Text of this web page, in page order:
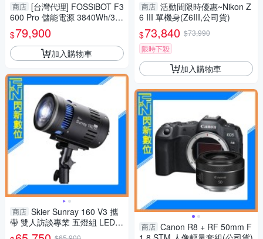
商店 [台灣代理] FOSSiBOT F3
600 Pro 儲能電源 3840Wh/36
00W輸出 LiFePO4 停電 露營
$79,900
加入購物車
商店 Skier Sunray 160 V3 攜
帶 雙人訪談專業 五燈組 LED燈
補光燈(公司貨)
商店 活動間限時優惠~Nikon Z
6 III 單機身(Z6III,公司貨)
$73,840 $73,990
限時下殺
加入購物車
商店 Canon R8 + RF 50mm F